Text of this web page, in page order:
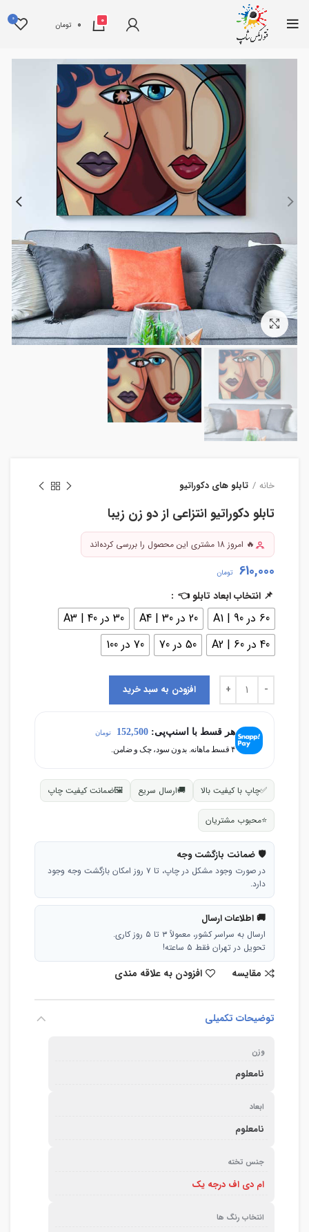
0
0 تومان
0
بزرگنمایی تصویر
خانه تابلو های دکوراتیو
تابلو دکوراتیو انتزاعی از دو زن زیبا
🔥 امروز 18 مشتری این محصول را بررسی کرده‌اند
610,000 تومان
📌 انتخاب ابعاد تابلو 👈
60 در 90 | A1 20 در 30 | A4
30 در 40 | A3
40 در 60 | A2
50 در 70 70 در 100
افزودن به سبد خرید
هر قسط با اسنپ‌پی: 152,500 تومان
۴ قسط ماهانه. بدون سود، چک و ضامن.
✅چاپ با کیفیت بالا 🚚ارسال سریع 🖼ضمانت کیفیت چاپ
⭐محبوب مشتریان
🛡 ضمانت بازگشت وجه
در صورت وجود مشکل در چاپ، تا ۷ روز امکان بازگشت وجه وجود
دارد.
🚚 اطلاعات ارسال
ارسال به سراسر کشور، معمولاً ۳ تا ۵ روز کاری.
تحویل در تهران فقط ۵ ساعته!
مقایسه افزودن به علاقه مندی
توضیحات تکمیلی
وزن
نامعلوم
ابعاد
نامعلوم
جنس تخته
ام دی اف درجه یک
انتخاب رنگ ها